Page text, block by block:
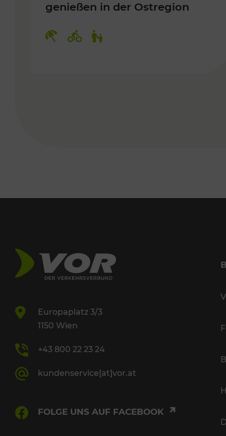
genießen in der Ostregion
Europaplatz 3/3
1150 Wien
+43 800 22 23 24
kundenservice[at]vor.at
FOLGE UNS AUF FACEBOOK